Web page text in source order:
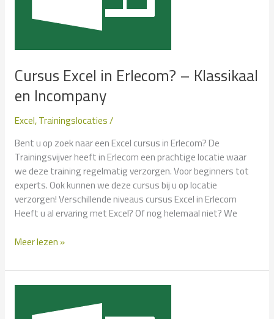
Cursus Excel in Erlecom? – Klassikaal
en Incompany
Excel,Trainingslocaties/
Bent u op zoek naar een Excel cursus in Erlecom? De
Trainingsvijver heeft in Erlecom een prachtige locatie waar
we deze training regelmatig verzorgen. Voor beginners tot
experts. Ook kunnen we deze cursus bij u op locatie
verzorgen! Verschillende niveaus cursus Excel in Erlecom
Heeft u al ervaring met Excel? Of nog helemaal niet? We
Cursus
in
Erlecom?
Klassikaal
Meer lezen »